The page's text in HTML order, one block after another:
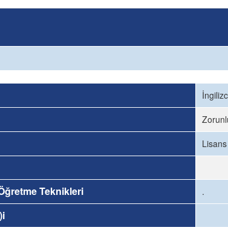
Lisans
Teknikleri
.